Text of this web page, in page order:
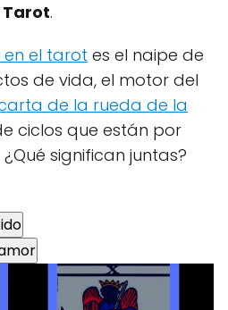
Tarot.
el tarot es el naipe de
de vida, el motor del
de la rueda de la
ciclos que están por
significan juntas?